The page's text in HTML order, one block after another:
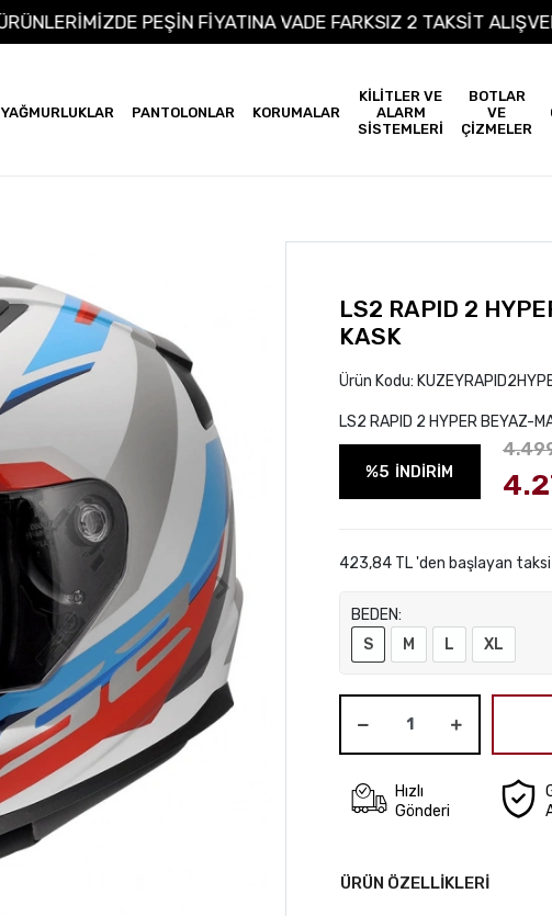
TÜM ÜRÜNLERİMİZDE PEŞİN FİYATINA VADE FARKSIZ 2 TAKSİT
YAĞMURLUKLAR PANTOLONLAR KORUMALAR
KİLİTLER VE
ALARM
SİSTEMLERİ
BOTLAR
VE
ÇİZMELER
LS2 RAPID 2
KASK
Ürün Kodu:
LS2 RAPID 2 HYPER BEYAZ-
%5 İNDİRİM
423,84 TL 'den başlayan
BEDEN:
S
M L XL
Hızlı
Gönderi
ÜRÜN ÖZELLİKLERİ